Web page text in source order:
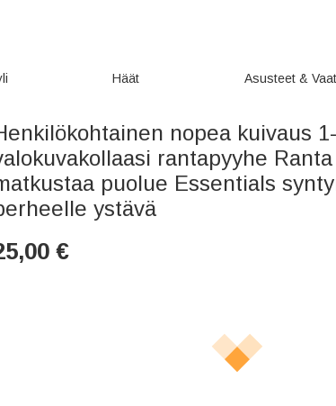
Häät Asusteet &
nopea kuivaus
rantapyyhe
puolue Essentials
ystävä
€